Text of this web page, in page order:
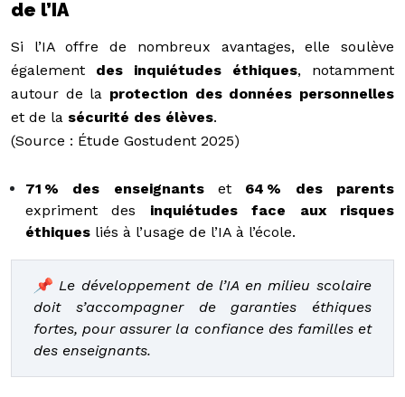
de l’IA
Si l’IA offre de nombreux avantages, elle soulève
également des inquiétudes éthiques, notamment
autour de la protection des données personnelles
et de la sécurité des élèves.
(Source : Étude Gostudent 2025)
71 % des enseignantset 64 % des parents
expriment des inquiétudes face aux risques
éthiques liés à l’usage de l’IA à l’école.
📌 Le développement de l’IA en milieu scolaire
doit s’accompagner de garanties éthiques
fortes, pour assurer la confiance des familles et
des enseignants.